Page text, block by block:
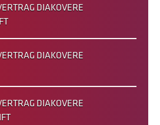
DIAKOVERE
DIAKOVERE
DIAKOVERE